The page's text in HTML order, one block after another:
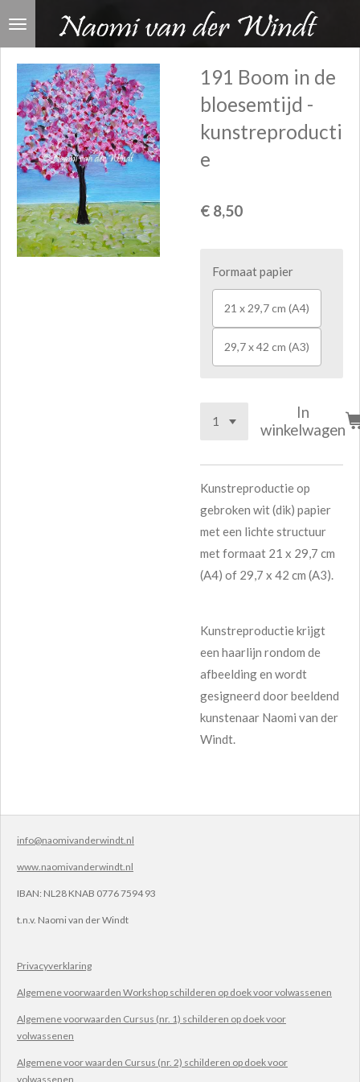
Ga
naar
hoofdinhoud
191 Boom in de
bloesemtijd -
kunstreproducti
e
€ 8,50
Formaat papier
21 x 29,7 cm (A4)
29,7 x 42 cm (A3)
In
winkelwagen
Kunstreproductie op
gebroken wit (dik) papier
met een lichte structuur
met formaat 21 x 29,7 cm
(A4) of 29,7 x 42 cm (A3).
Kunstreproductie krijgt
een haarlijn rondom de
afbeelding en wordt
gesigneerd door beeldend
kunstenaar Naomi van der
Windt.
info@naomivanderwindt.nl
www.naomivanderwindt.nl
IBAN: NL28 KNAB 0776 7594 93
t.n.v. Naomi van der Windt
Privacyverklaring
Algemene voorwaarden Workshop schilderen op doek voor volwassenen
Algemene voorwaarden Cursus (nr. 1) schilderen op doek voor
volwassenen
Algemene voor waarden Cursus (nr. 2) schilderen op doek voor
volwassenen